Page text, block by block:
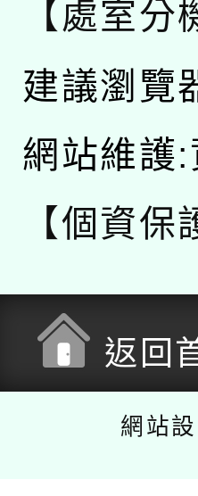
【處室分
建議瀏覽
網站維護:
【個資保
返回
網站